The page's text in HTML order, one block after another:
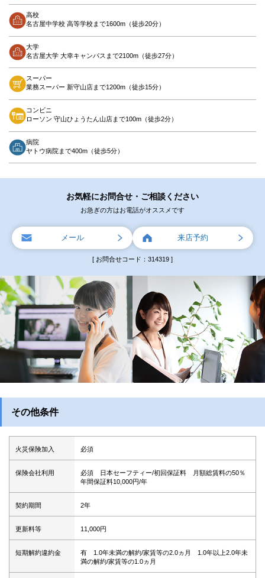
高校
名古屋中学校 高等学校まで1600m（徒歩20分）
大学
名古屋大学 大幸キャンパスまで2100m（徒歩27分）
スーパー
業務スーパー 新守山店まで1200m（徒歩15分）
コンビニ
ローソン 守山ひょうたん山店まで100m（徒歩2分）
病院
ヤトウ病院まで400m（徒歩5分）
お気軽にお問合せ・ご相談ください
お急ぎの方はお電話がオススメです
メール 来店予約
[ お問合せコード：314319 ]
その他条件
火災保険加入 必須
保険会社利用
必須 日本セーフティー/初回保証料 月額総賃料の50％
年間保証料10,000円/年
契約期間 2年
更新料等 11,000円
短期解約違約金
有 1.0年未満の解約/家賃等の2.0ヵ月 1.0年以上2.0年未
満の解約/家賃等の1.0ヵ月